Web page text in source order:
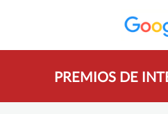
PREMIOS DE